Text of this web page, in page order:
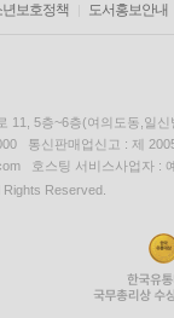
년보호정책 도서홍보안내
11, 5층~6층(여의도동,일신
통신판매업신고 : 제
호스팅 서비스사업자 :
Reserved.